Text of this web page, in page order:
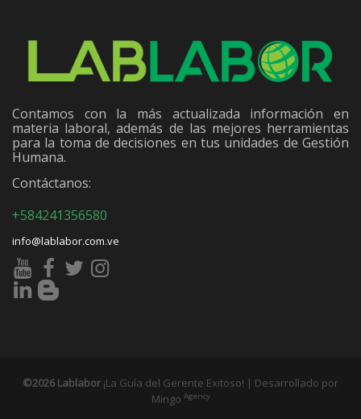
Contamos con la más actualizada información en
materia laboral, además de las mejores herramientas
para la toma de decisiones en tus unidades de Gestión
Humana.
Contáctanos:
+584241356580
info@lablabor.com.ve
©2026 Lablabor ¡La Guía del Gerente Exitoso! | Desarrollado por
Mingo Agency